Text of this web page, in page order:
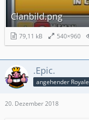
Clanbild.png
79,11 kB 540×960
.Epic.
angehender Royale
20. Dezember 2018